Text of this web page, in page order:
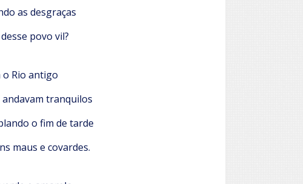
as desgraças
povo vil?
o Rio antigo
tranquilos
o fim de tarde
maus e covardes.